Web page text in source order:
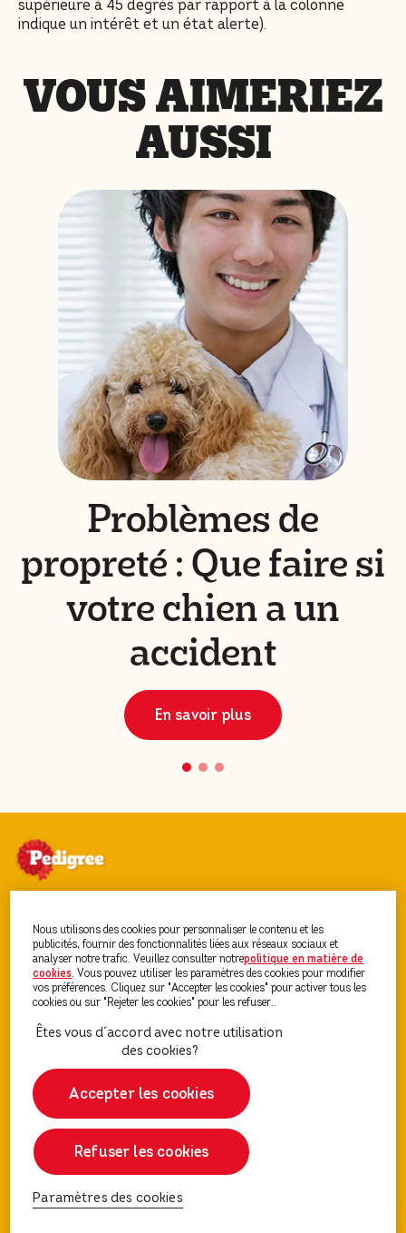
supérieure à 45 degrés par rapport à la colonne
indique un intérêt et un état alerte).
VOUS AIMERIEZ
AUSSI
Problèmes de
propreté : Que faire si
votre chien a un
accident
En savoir plus
Découvrez PEDIGREE®
Nourriture Pour Chien
Conseils Chien et Chiot
Paramètres des cookies
Nous utilisons des cookies pour personnaliser le contenu et les
publicités, fournir des fonctionnalités liées aux réseaux sociaux et
analyser notre trafic. Veuillez consulter notrepolitique en matière de
cookies(opens in a new tab)
. Vous pouvez utiliser les paramètres des cookies pour modifier
vos préférences. Cliquez sur "Accepter les cookies" pour activer tous les
cookies ou sur "Rejeter les cookies" pour les refuser..
Paramètres des cookies
Refuser les cookies
Accepter les cookies